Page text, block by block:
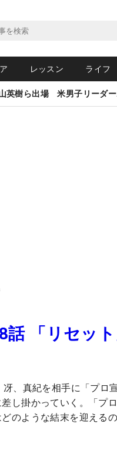
レッスン ライフ
英樹ら出場 米男子リーダ
話 「リセッ
冴、真紀を相手に「プ
し掛かっていく。「プ
のような結末を迎える